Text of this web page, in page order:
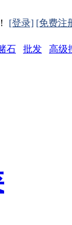
[登录] [免费注
石 批发 高级